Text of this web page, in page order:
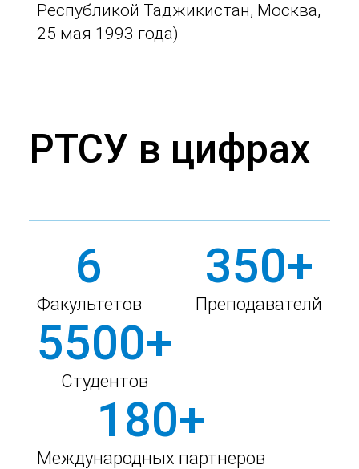
Республикой Таджикистан, Москва,
25 мая 1993 года)
РТСУ в цифрах
6
Факультетов
350+
Преподавателй
5500+
Студентов
180+
Международных партнеров